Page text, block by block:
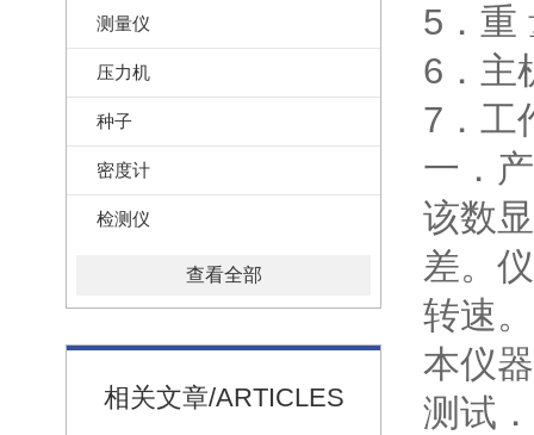
测量仪
压力机
种子
密度计
检测仪
查看全部
相关文章/ARTICLES
5．重
6．主
7．工
一．
该数
差。
转速
本仪
测试．